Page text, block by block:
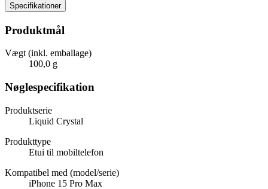
Specifikationer
Produktmål
Vægt (inkl. emballage)
100,0 g
Nøglespecifikation
Produktserie
Liquid Crystal
Produkttype
Etui til mobiltelefon
Kompatibel med (model/serie)
iPhone 15 Pro Max